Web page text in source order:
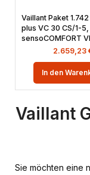
Vaillant Paket
plus VC 30 CS/1-5,
sensoCOMFORT
2.659,23
In den
Vaillant
Sie möchten eine